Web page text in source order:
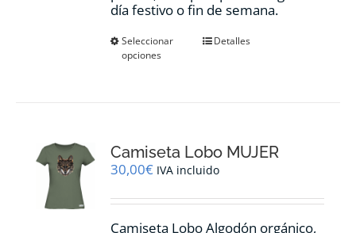
día festivo o fin de semana.
Seleccionar
opciones
Este
se
pueden
en
Detalles
Camiseta Lobo MUJER
30,00€ IVA incluido
Camiseta Lobo Algodón orgánico,